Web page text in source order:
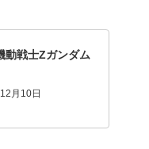
動戦士Zガンダム
月10日